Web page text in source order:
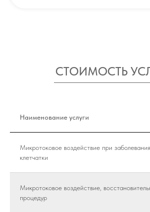
СТОИМОСТЬ
Наименование услуги
Микротоковое воздействие при
клетчатки
Микротоковое воздействие,
процедур